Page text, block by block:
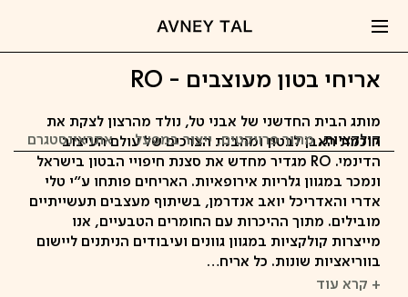
אריחי בטון מעוצבים - RO
קולקציות מתוך פרויקטים ייצור במפעל אתראינסטגרם
מותג הבית החדשני של אבני טל, נולד מהרצון לצקת את
חוכמת האבן לבטון ומהבנת הצרכים של עולם העיצוב
הדינמי. RO מגדיר מחדש את סצנת חיפויי הבטון בישראל
ונמכר במגוון גלריות אירופאיות. האריחים פותחו ע"י טלי
אדרי והאדריכל יואב אנדרמן, בשיתוף מעצבים תעשייתיים
מובילים. מתוך ההיכרות עם החומרים הטבעיים, אנו
מייצרות קולקציות במגוון גוונים ועיבודים הניתנים ליישום
בווריאציות שונות. כל אריח…
+ קרא עוד